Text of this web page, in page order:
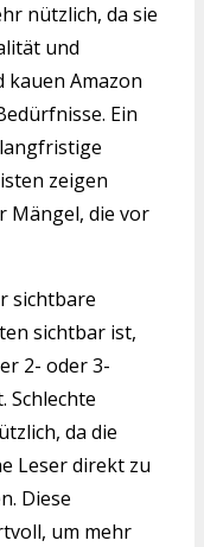
nützlich, da sie
und
kauen Amazon
Ein
zeigen
Mängel, die vor
sichtbare
sichtbar ist,
2- oder 3-
Schlechte
da die
Leser direkt zu
Diese
um mehr